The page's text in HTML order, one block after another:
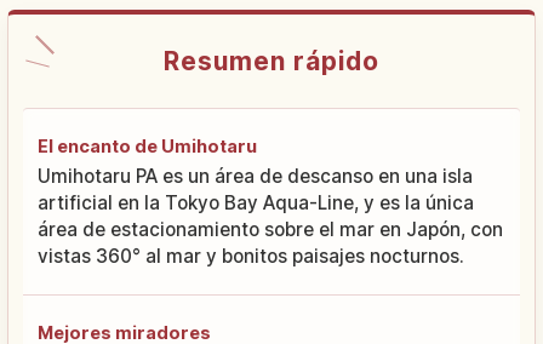
Resumen rápido
El encanto de Umihotaru
Umihotaru PA es un área de descanso en una isla
artificial en la Tokyo Bay Aqua-Line, y es la única
área de estacionamiento sobre el mar en Japón, con
vistas 360° al mar y bonitos paisajes nocturnos.
Mejores miradores